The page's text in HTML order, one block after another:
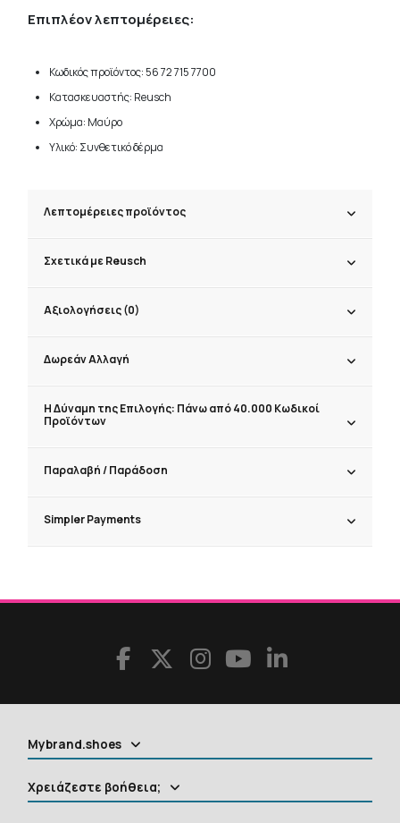
Επιπλέον λεπτομέρειες:
Κωδικός προϊόντος: 56 72 715 7700
Κατασκευαστής: Reusch
Χρώμα: Μαύρο
Υλικό: Συνθετικό δέρμα
Λεπτομέρειες προϊόντος
Σχετικά με Reusch
Αξιολογήσεις (0)
Δωρεάν Αλλαγή
Η Δύναμη της Επιλογής: Πάνω από 40.000 Κωδικοί
Προϊόντων
Παραλαβή / Παράδoση
Simpler Payments
Mybrand.shoes
Χρειάζεστε βοήθεια;